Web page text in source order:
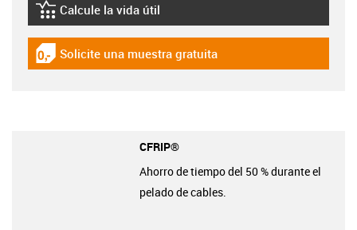
igus-icon-lebensdauerrechner
Calcule la vida útil
igus-icon-gratismuster
Solicite una muestra gratuita
CFRIP®
Ahorro de tiempo del 50 % durante el
pelado de cables.